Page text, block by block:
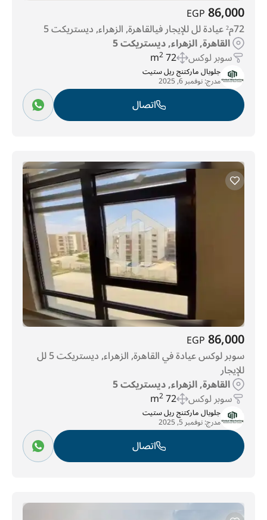
86,000
EGP
72م² عيادة لل للإيجار فيالقاهرة, الزهراء, ديستريكت 5
القاهرة, الزهراء, ديستريكت 5
سوبر لوكس 72 m
2
جلوبال ماركتنج ريل ستيت
مدرج:نوفمبر 6, 2025
اتصال
86,000
EGP
سوبر لوكس عيادة في القاهرة, الزهراء, ديستريكت 5 لل
للإيجار
القاهرة, الزهراء, ديستريكت 5
سوبر لوكس 72 m
2
جلوبال ماركتنج ريل ستيت
مدرج:نوفمبر 5, 2025
اتصال